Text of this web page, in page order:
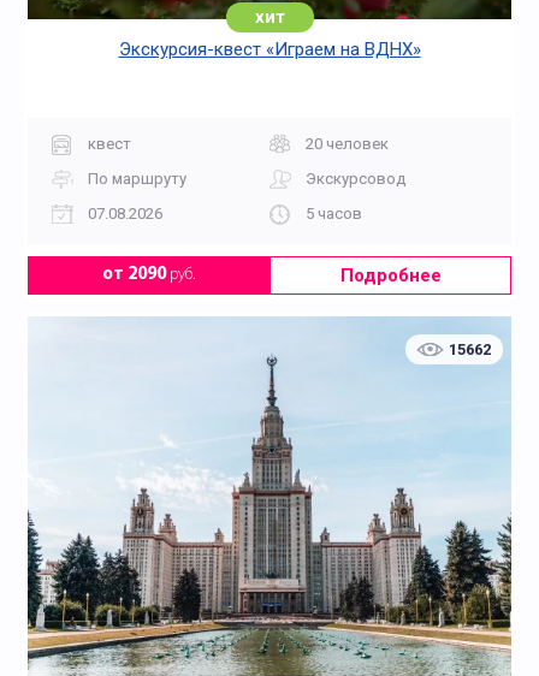
хит
Экскурсия-квест «Играем на ВДНХ»
квест
20 человек
По маршруту
Экскурсовод
07.08.2026
5 часов
от 2090руб. Подробнее
15662